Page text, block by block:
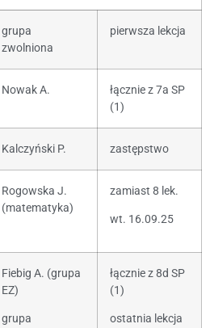
grupa
zwolniona
pierwsza lekcja
Nowak A.
łącznie z 7a SP
(1)
Kalczyński P. zastępstwo
Rogowska J.
(matematyka)
zamiast 8 lek.
wt. 16.09.25
Fiebig A. (grupa
EZ)
grupa
łącznie z 8d SP
(1)
ostatnia lekcja